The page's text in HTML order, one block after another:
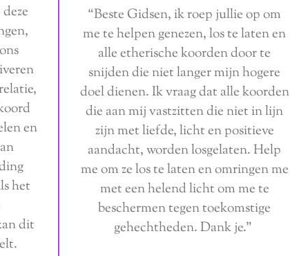
en
het
dit
“Beste Gidsen, ik roep jullie op om
me te helpen genezen, los te laten en
alle etherische koorden door te
snijden die niet langer mijn hogere
doel dienen. Ik vraag dat alle koorden
die aan mij vastzitten die niet in lijn
zijn met liefde, licht en positieve
aandacht, worden losgelaten. Help
me om ze los te laten en omringen me
met een helend licht om me te
beschermen tegen toekomstige
gehechtheden. Dank je."